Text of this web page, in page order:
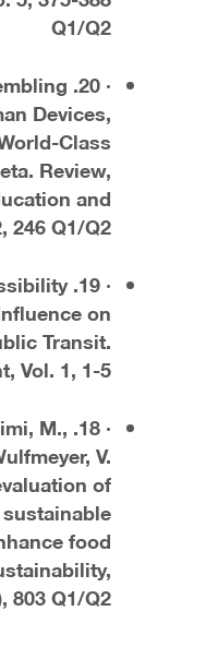
Q1/Q2
Devices,
Class
Review,
and
246 Q1/Q2
on
Transit.
Vol. 1, 1-5
M.,
V.
of
food
803 Q1/Q2